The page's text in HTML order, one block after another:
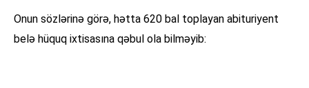
Onun sözlərinə görə, hətta 620 bal toplayan abituriyent
belə hüquq ixtisasına qəbul ola bilməyib: